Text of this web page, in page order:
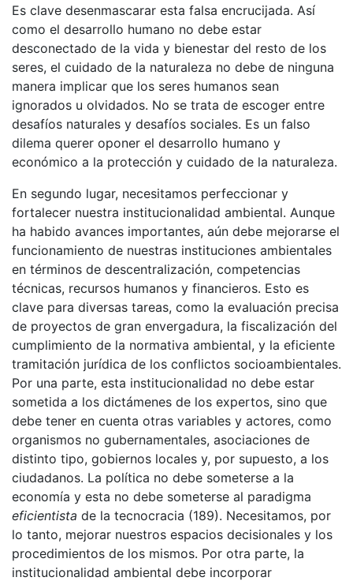
Es clave desenmascarar esta falsa encrucijada. Así
como el desarrollo humano no debe estar
desconectado de la vida y bienestar del resto de los
seres, el cuidado de la naturaleza no debe de ninguna
manera implicar que los seres humanos sean
ignorados u olvidados. No se trata de escoger entre
desafíos naturales y desafíos sociales. Es un falso
dilema querer oponer el desarrollo humano y
económico a la protección y cuidado de la naturaleza.
En segundo lugar, necesitamos perfeccionar y
fortalecer nuestra institucionalidad ambiental. Aunque
ha habido avances importantes, aún debe mejorarse el
funcionamiento de nuestras instituciones ambientales
en términos de descentralización, competencias
técnicas, recursos humanos y financieros. Esto es
clave para diversas tareas, como la evaluación precisa
de proyectos de gran envergadura, la fiscalización del
cumplimiento de la normativa ambiental, y la eficiente
tramitación jurídica de los conflictos socioambientales.
Por una parte, esta institucionalidad no debe estar
sometida a los dictámenes de los expertos, sino que
debe tener en cuenta otras variables y actores, como
organismos no gubernamentales, asociaciones de
distinto tipo, gobiernos locales y, por supuesto, a los
ciudadanos. La política no debe someterse a la
economía y esta no debe someterse al paradigma
eficientista de la tecnocracia (189). Necesitamos, por
lo tanto, mejorar nuestros espacios decisionales y los
procedimientos de los mismos. Por otra parte, la
institucionalidad ambiental debe incorporar